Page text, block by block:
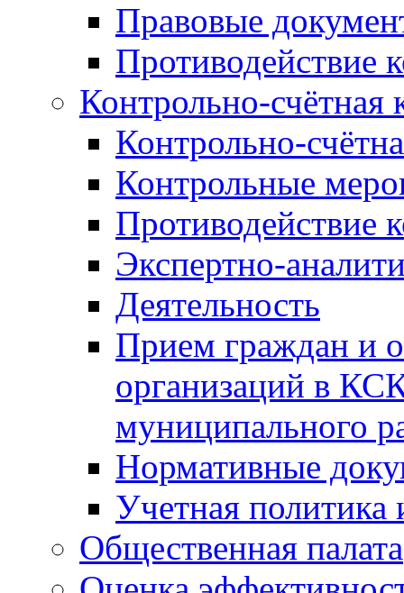
Правовые
Противодействие
Контрольно-счётная
Контрольно-
Контрольные
Противодействие
Экспертно-
Деятельность
Прием граждан и
организаций в
муниципального
Нормативные
Учетная политика
Общественная палата